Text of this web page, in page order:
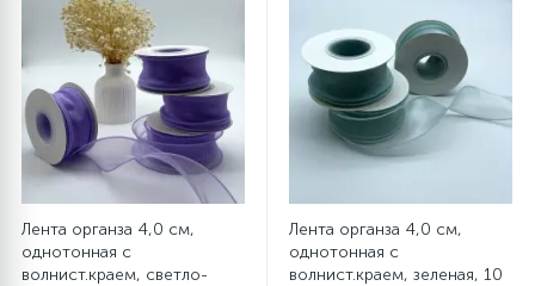
Лента органза 4,0 см,
однотонная с
волнист.краем, светло-
Лента органза 4,0 см,
однотонная с
волнист.краем, зеленая, 10